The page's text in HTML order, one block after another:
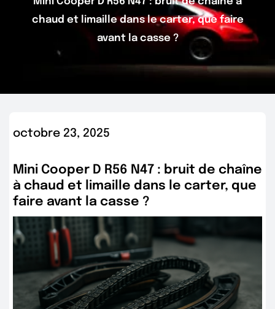
chaud et limaille dans le carter, que faire
avant la casse ?
octobre 23, 2025
Mini Cooper D R56 N47 : bruit de chaîne
à chaud et limaille dans le carter, que
faire avant la casse ?